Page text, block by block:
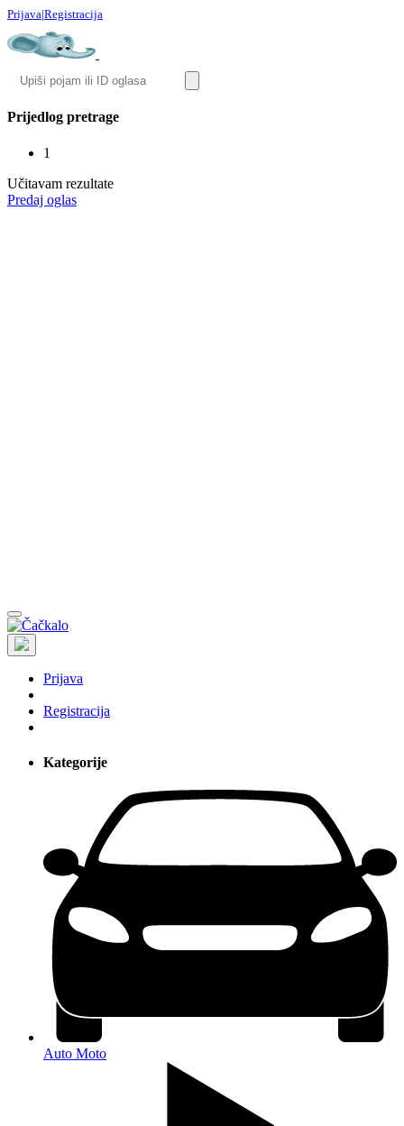
Prijava|Registracija
Prijedlog pretrage
1
Učitavam rezultate
Predaj oglas
Prijava
Registracija
Kategorije
Auto Moto